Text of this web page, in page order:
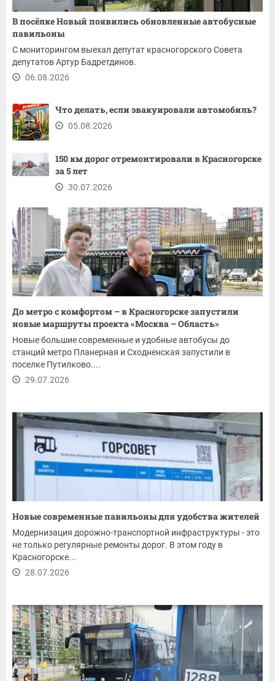
В посёлке Новый появились обновленные автобусные
павильоны
С мониторингом выехал депутат красногорского Совета
депутатов Артур Бадретдинов.
06.08.2026
Что делать, если эвакуировали автомобиль?
05.08.2026
150 км дорог отремонтировали в Красногорске
за 5 лет
30.07.2026
До метро с комфортом – в Красногорске запустили
новые маршруты проекта «Москва – Область»
Новые большие современные и удобные автобусы до
станций метро Планерная и Сходненская запустили в
поселке Путилково....
29.07.2026
Новые современные павильоны для удобства жителей
Модернизация дорожно-транспортной инфраструктуры - это
не только регулярные ремонты дорог. В этом году в
Красногорске...
28.07.2026